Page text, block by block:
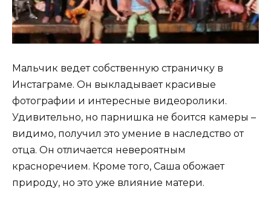
Мальчик ведет собственную страничку в
Инстаграме. Он выкладывает красивые
фотографии и интересные видеоролики.
Удивительно, но парнишка не боится камеры –
видимо, получил это умение в наследство от
отца. Он отличается невероятным
красноречием. Кроме того, Саша обожает
природу, но это уже влияние матери.